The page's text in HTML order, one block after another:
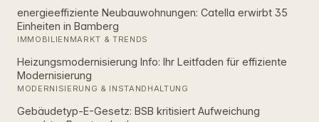
energieeffiziente Neubauwohnungen: Catella erwirbt 35
Einheiten in Bamberg
IMMOBILIENMARKT & TRENDS
Heizungsmodernisierung Info: Ihr Leitfaden für effiziente
Modernisierung
MODERNISIERUNG & INSTANDHALTUNG
Gebäudetyp-E-Gesetz: BSB kritisiert Aufweichung